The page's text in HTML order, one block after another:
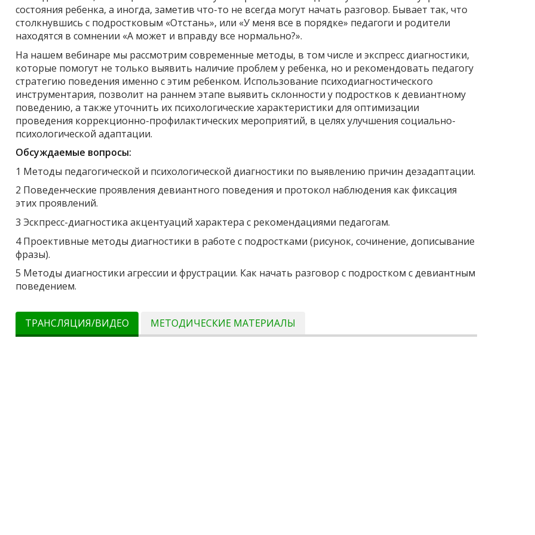
состояния ребенка, а иногда, заметив что-то не всегда могут начать разговор. Бывает так, что
столкнувшись с подростковым «Отстань», или «У меня все в порядке» педагоги и родители
находятся в сомнении «А может и вправду все нормально?».
На нашем вебинаре мы рассмотрим современные методы, в том числе и экспресс диагностики,
которые помогут не только выявить наличие проблем у ребенка, но и рекомендовать педагогу
стратегию поведения именно с этим ребенком. Использование психодиагностического
инструментария, позволит на раннем этапе выявить склонности у подростков к девиантному
поведению, а также уточнить их психологические характеристики для оптимизации
проведения коррекционно-профилактических мероприятий, в целях улучшения социально-
психологической адаптации.
Обсуждаемые вопросы:
1 Методы педагогической и психологической диагностики по выявлению причин дезадаптации.
2 Поведенческие проявления девиантного поведения и протокол наблюдения как фиксация
этих проявлений.
3 Эскпресс-диагностика акцентуаций характера с рекомендациями педагогам.
4 Проективные методы диагностики в работе с подростками (рисунок, сочинение, дописывание
фразы).
5 Методы диагностики агрессии и фрустрации. Как начать разговор с подростком с девиантным
поведением.
ТРАНСЛЯЦИЯ/ВИДЕО МЕТОДИЧЕСКИЕ МАТЕРИАЛЫ